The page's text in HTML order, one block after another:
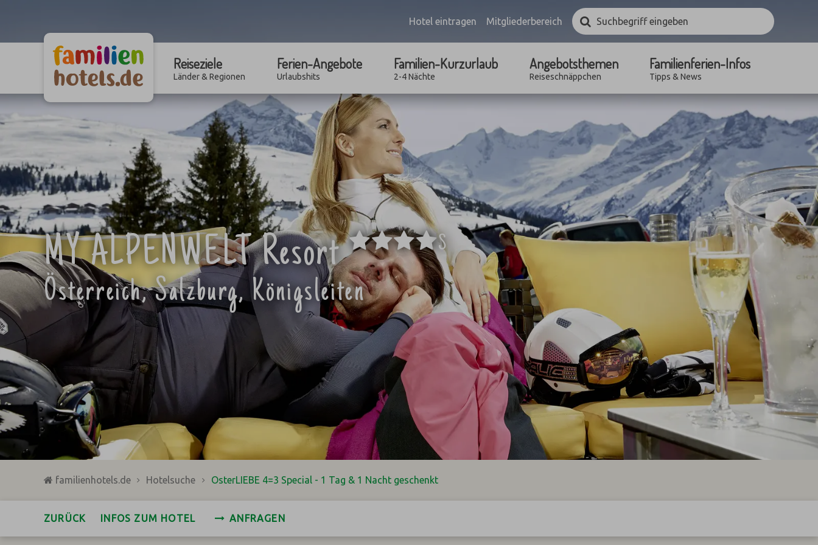
Hotel eintragen Mitgliederbereich
Suchbegriff
eingebenSuchen
Reiseziele
Länder & Regionen
Ferien-Angebote
Urlaubshits
Familien-Kurzurlaub
2-4 Nächte
Angebotsthemen
Reiseschnäppchen
Familienferien-Infos
Tipps & News
MY ALPENWELT Resort ****
S
Österreich, Salzburg, Königsleiten
familienhotels.de Hotelsuche OsterLIEBE 4=3 Special - 1 Tag & 1 Nacht geschenkt
ZURÜCK INFOS ZUM HOTEL ANFRAGEN